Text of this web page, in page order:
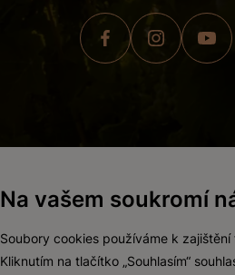
Na vašem soukromí
Soubory cookies používáme k
Kliknutím na tlačítko „Souhlasím“